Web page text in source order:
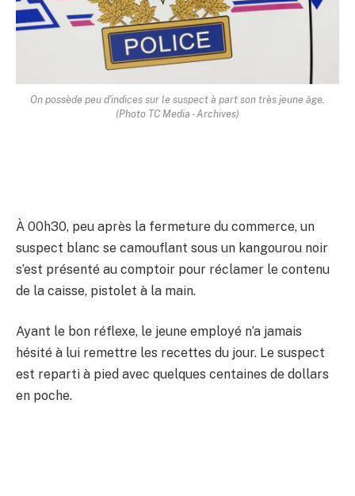
On possède peu d'indices sur le suspect à part son très jeune âge.
(Photo TC Media - Archives)
À 00h30, peu après la fermeture du commerce, un
suspect blanc se camouflant sous un kangourou noir
s’est présenté au comptoir pour réclamer le contenu
de la caisse, pistolet à la main.
Ayant le bon réflexe, le jeune employé n’a jamais
hésité à lui remettre les recettes du jour. Le suspect
est reparti à pied avec quelques centaines de dollars
en poche.